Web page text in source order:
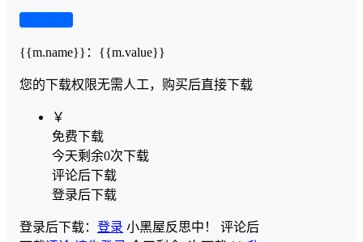
{{m.name}} ： {{m.value}}
您的下载权限无需人工，购买后直接下载
￥
免费下载
今天剩余0次下载
评论后下载
登录后下载
登录后下载： 登录 小黑屋反思中！ 评论后